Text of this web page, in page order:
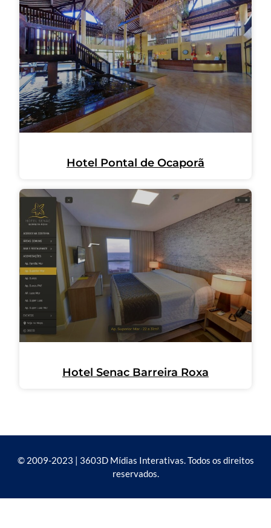
Hotel Pontal de Ocaporã
Hotel Senac Barreira Roxa
© 2009-2023 | 3603D Mídias Interativas. Todos os direitos
reservados.